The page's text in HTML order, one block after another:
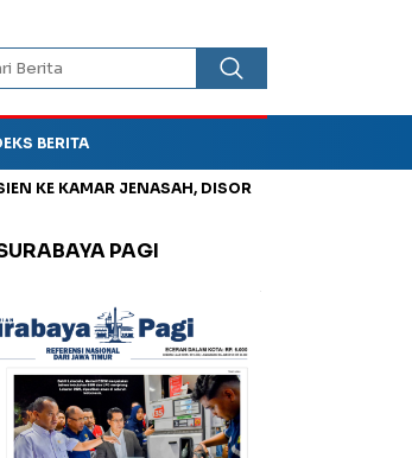
BERITA
KAMAR JENASAH, DISOROT
PAGI